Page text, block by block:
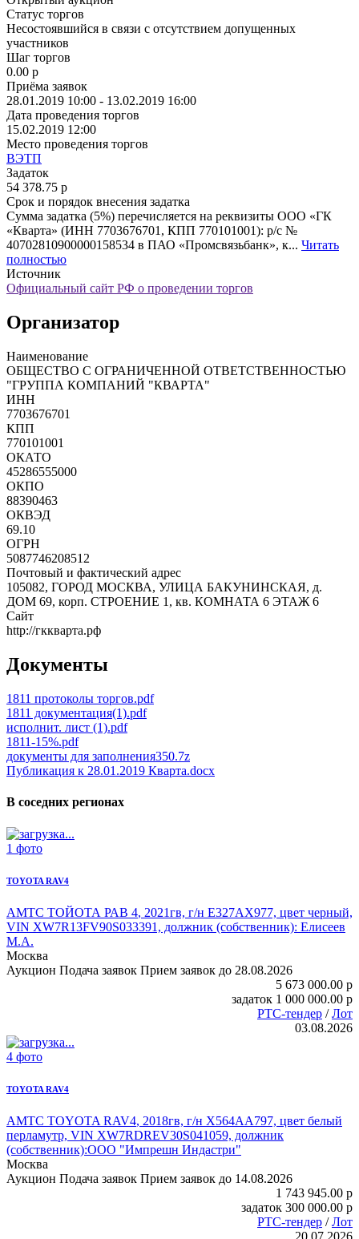
Статус торгов
Несостоявшийся в связи с отсутствием допущенных
участников
Шаг торгов
0.00 p
Приёма заявок
28.01.2019 10:00 - 13.02.2019 16:00
Дата проведения торгов
15.02.2019 12:00
Место проведения торгов
ВЭТП
Задаток
54 378.75 p
Срок и порядок внесения задатка
Сумма задатка (5%) перечисляется на реквизиты ООО «ГК
«Кварта» (ИНН 7703676701, КПП 770101001): р/с №
40702810900000158534 в ПАО «Промсвязьбанк», к... Читать
полностью
Источник
Официальный сайт РФ о проведении торгов
Организатор
Наименование
ОБЩЕСТВО С ОГРАНИЧЕННОЙ ОТВЕТСТВЕННОСТЬЮ
"ГРУППА КОМПАНИЙ "КВАРТА"
ИНН
7703676701
КПП
770101001
ОКАТО
45286555000
ОКПО
88390463
ОКВЭД
69.10
ОГРН
5087746208512
Почтовый и фактический адрес
105082, ГОРОД МОСКВА, УЛИЦА БАКУНИНСКАЯ, д.
ДОМ 69, корп. СТРОЕНИЕ 1, кв. КОМНАТА 6 ЭТАЖ 6
Сайт
http://гккварта.рф
Документы
1811 протоколы торгов.pdf
1811 документация(1).pdf
исполнит. лист (1).pdf
1811-15%.pdf
документы для заполнения350.7z
Публикация к 28.01.2019 Кварта.docx
В соседних регионах
1 фото
TOYOTA RAV4
АМТС ТОЙОТА РАВ 4, 2021гв, г/н Е327АХ977, цвет черный,
VIN XW7R13FV90S033391, должник (собственник): Елисеев
М.А.
Москва
Аукцион Подача заявок Прием заявок до 28.08.2026
5 673 000.00 p
задаток 1 000 000.00 p
РТС-тендер /Лот
03.08.2026
4 фото
TOYOTA RAV4
АМТС TOYOTA RAV4, 2018гв, г/н Х564АА797, цвет белый
перламутр, VIN XW7RDREV30S041059, должник
(собственник):ООО "Импрешн Индастри"
Москва
Аукцион Подача заявок Прием заявок до 14.08.2026
1 743 945.00 p
задаток 300 000.00 p
РТС-тендер /Лот
20.07.2026